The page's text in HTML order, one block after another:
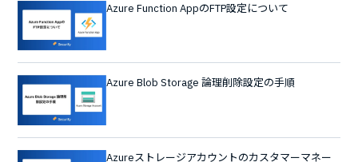
Azure Function AppのFTP設定について
Azure Blob Storage 論理削除設定の手順
Azureストレージアカウントのカスタマーマネー